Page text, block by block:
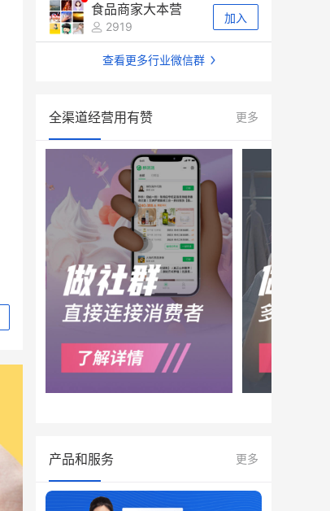
食品商家大本营
2919
加入
查看更多行业微信群
全渠道经营用有赞 更多
产品和服务 更多